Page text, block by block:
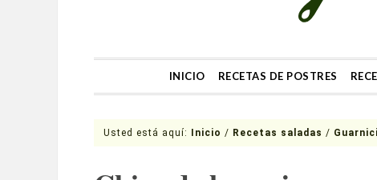
INICIO RECETAS DE POSTRES
Usted está aquí: Inicio / Recetas saladas /